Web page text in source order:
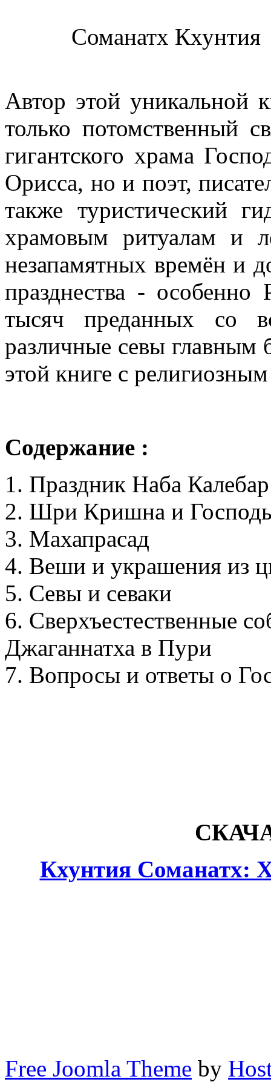
Соманатх Кхунтия
Автор этой уникальной
только потомственный
гигантского храма
Орисса, но и поэт,
также туристический
храмовым ритуалам и
незапамятных времён и
празднества - особенно
тысяч преданных со
различные севы главным
этой книге с
Содержание :
1. Праздник Наба
2. Шри Кришна и
3. Махапрасад
4. Веши и украшения из
5. Севы и севаки
6. Сверхъестественные
Джаганнатха в Пури
7. Вопросы и ответы о
Кхунтия Соманатх:
Free Joomla Theme by